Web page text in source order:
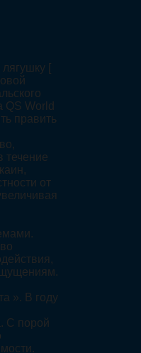
[
QS World
править
течение
от
». В году
С порой